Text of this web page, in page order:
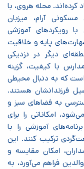
با
خلاقیت
گزینه
محیطی
هستند.
سبز و
برای
را با
این
و
به